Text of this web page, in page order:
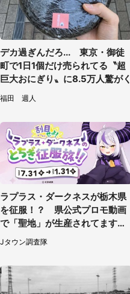
デカ過ぎんだろ... 東京・御徒
町で1日1個だけ売られてる〝超
巨大おにぎり〟に8.5万人驚がく
福田 週人
ラプラス・ダークネスが栃木県
を征服！？ 県公式プロモ動画
で「聖地」が生産されてます【7
／31～1／31】
Jタウン調査隊